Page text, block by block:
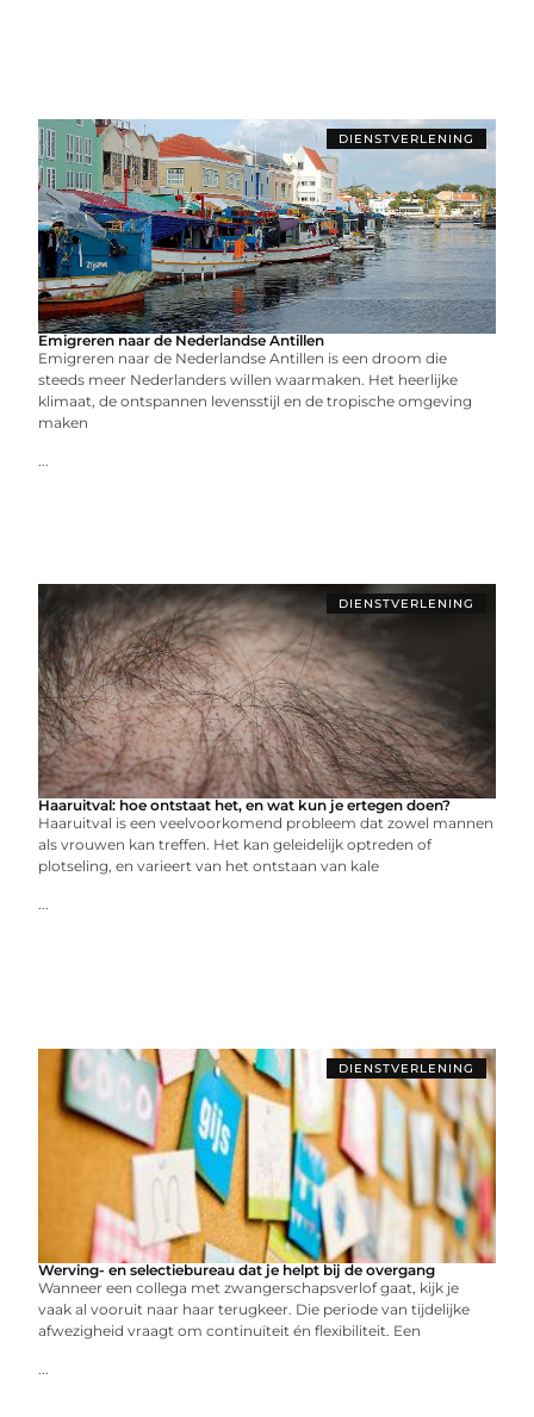
DIENSTVERLENING
Emigreren naar de Nederlandse Antillen
Emigreren naar de Nederlandse Antillen is een droom die
steeds meer Nederlanders willen waarmaken. Het heerlijke
klimaat, de ontspannen levensstijl en de tropische omgeving
maken
...
DIENSTVERLENING
Haaruitval: hoe ontstaat het, en wat kun je ertegen doen?
Haaruitval is een veelvoorkomend probleem dat zowel mannen
als vrouwen kan treffen. Het kan geleidelijk optreden of
plotseling, en varieert van het ontstaan van kale
...
DIENSTVERLENING
Werving- en selectiebureau dat je helpt bij de overgang
Wanneer een collega met zwangerschapsverlof gaat, kijk je
vaak al vooruit naar haar terugkeer. Die periode van tijdelijke
afwezigheid vraagt om continuïteit én flexibiliteit. Een
...